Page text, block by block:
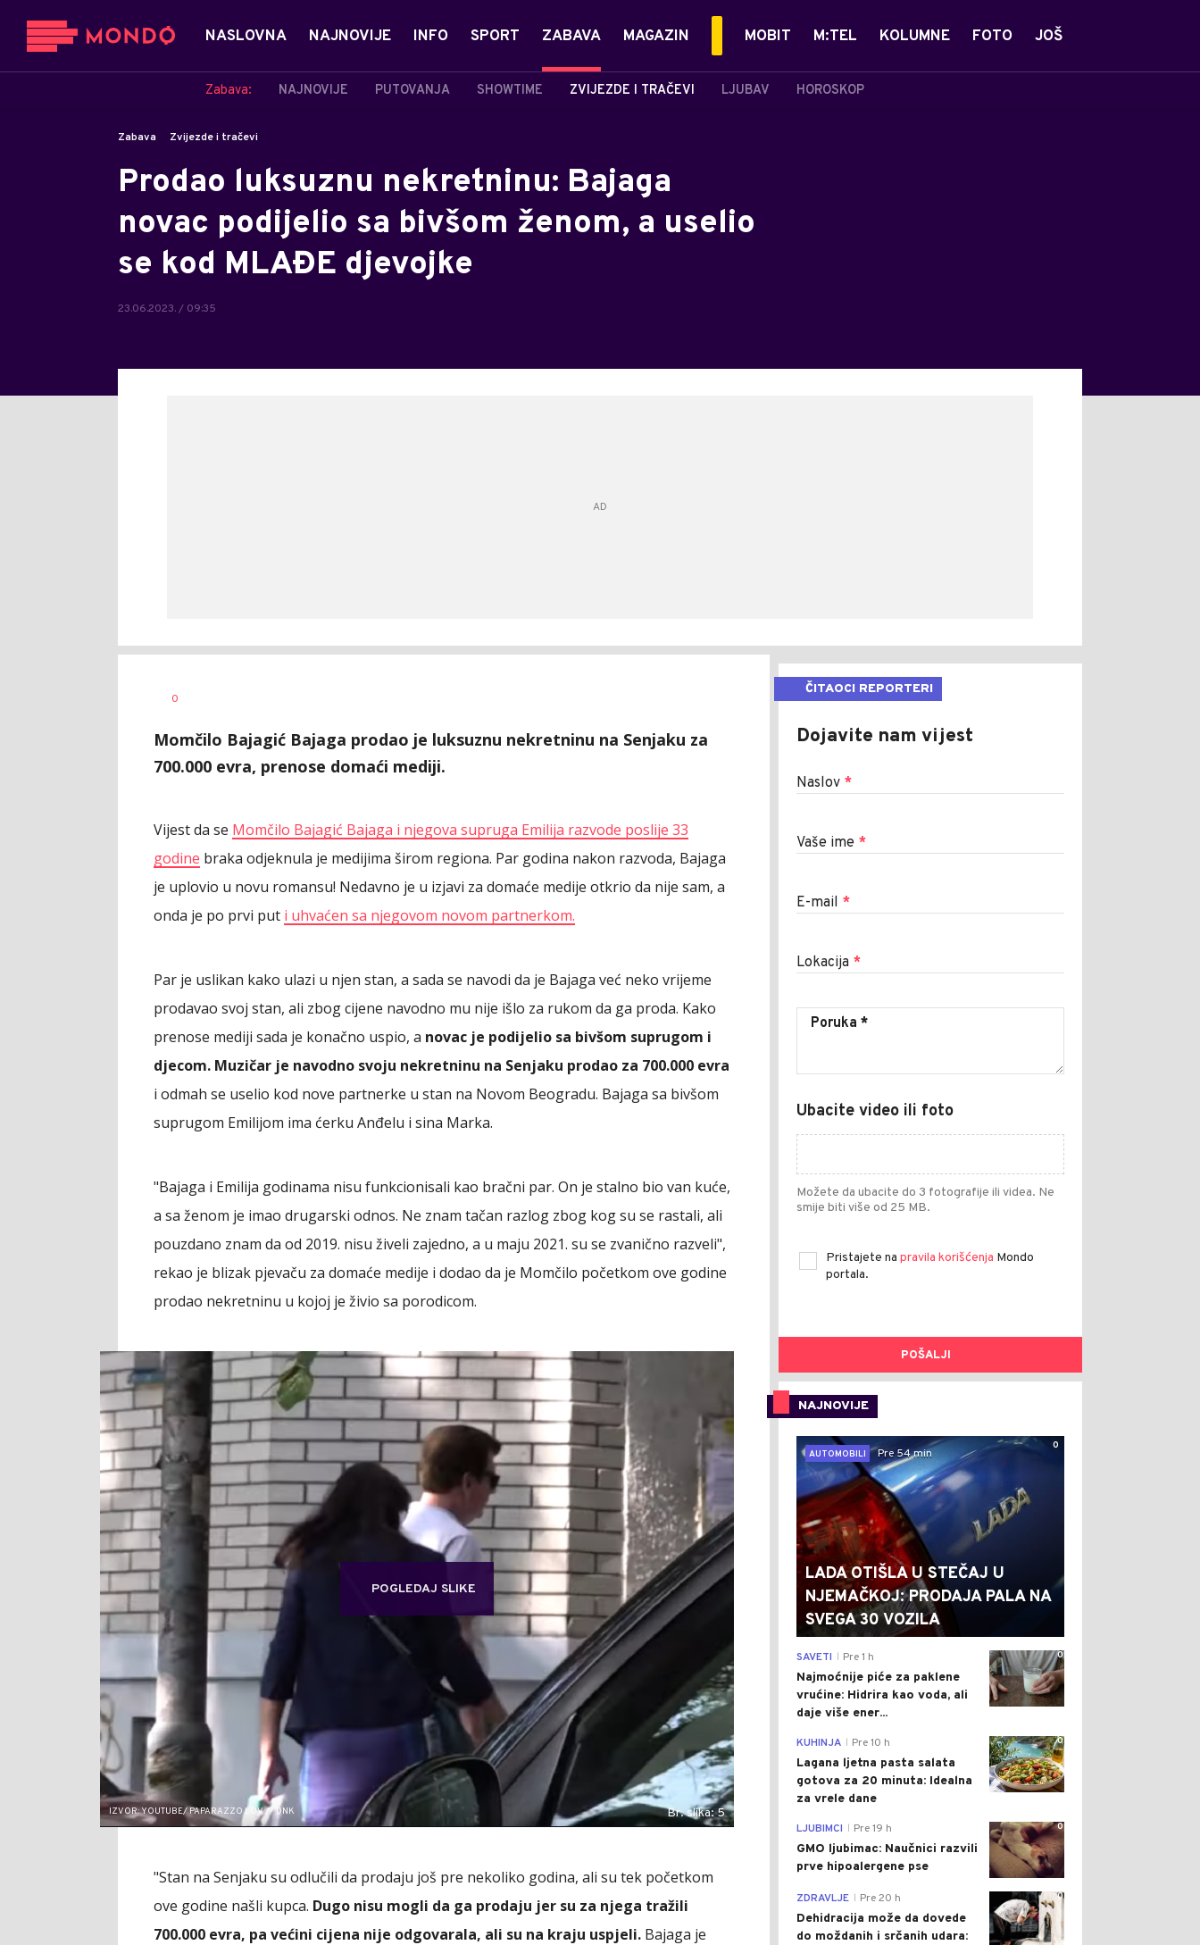
NASLOVNA NAJNOVIJE INFO SPORT ZABAVA
Zabava: NAJNOVIJE PUTOVANJA SHOWTIME ZVIJEZDE I TRAČEVI LJUBAV HOROSKOP
MAGAZIN MOBIT M:TEL KOLUMNE FOTO JOŠ
Zabava Zvijezde i tračevi
Prodao luksuznu nekretninu: Bajaga
novac podijelio sa bivšom ženom, a uselio
se kod MLAĐE djevojke
23.06.2023. / 09:35
AUTOR
0
Momčilo Bajagić Bajaga prodao je luksuznu nekretninu na Senjaku za
700.000 evra, prenose domaći mediji.
Vijest da se Momčilo Bajagić Bajaga i njegova supruga Emilija razvode poslije 33
godine braka odjeknula je medijima širom regiona. Par godina nakon razvoda, Bajaga
je uplovio u novu romansu! Nedavno je u izjavi za domaće medije otkrio da nije sam, a
onda je po prvi put i uhvaćen sa njegovom novom partnerkom.
Par je uslikan kako ulazi u njen stan, a sada se navodi da je Bajaga već neko vrijeme
prodavao svoj stan, ali zbog cijene navodno mu nije išlo za rukom da ga proda. Kako
prenose mediji sada je konačno uspio, a novac je podijelio sa bivšom suprugom i
djecom. Muzičar je navodno svoju nekretninu na Senjaku prodao za 700.000 evra
i odmah se uselio kod nove partnerke u stan na Novom Beogradu. Bajaga sa bivšom
suprugom Emilijom ima ćerku Anđelu i sina Marka.
"Bajaga i Emilija godinama nisu funkcionisali kao bračni par. On je stalno bio van kuće,
a sa ženom je imao drugarski odnos. Ne znam tačan razlog zbog kog su se rastali, ali
pouzdano znam da od 2019. nisu živeli zajedno, a u maju 2021. su se zvanično razveli",
rekao je blizak pjevaču za domaće medije i dodao da je Momčilo početkom ove godine
prodao nekretninu u kojoj je živio sa porodicom.
POGLEDAJ SLIKE
IZVOR: YOUTUBE/ PAPARAZZO LOV // DNK Br. slika: 5
"Stan na Senjaku su odlučili da prodaju još pre nekoliko godina, ali su tek početkom
ove godine našli kupca. Dugo nisu mogli da ga prodaju jer su za njega tražili
700.000 evra, pa većini cijena nije odgovarala, ali su na kraju uspjeli. Bajaga je
ČITAOCI REPORTERI
Dojavite nam vijest
Naslov *
Vaše ime *
E-mail *
Lokacija *
Ubacite video ili foto
Možete da ubacite do 3 fotografije ili videa. Ne
smije biti više od 25 MB.
Pristajete na pravila korišćenja Mondo
portala.
POŠALJI
NAJNOVIJE
0
AUTOMOBILI
Pre 54 min
LADA OTIŠLA U STEČAJ U
NJEMAČKOJ: PRODAJA PALA NA
SVEGA 30 VOZILA
0
SAVETI Pre 1 h
Najmoćnije piće za paklene
vrućine: Hidrira kao voda, ali
daje više ener...
0
KUHINJA Pre 10 h
Lagana ljetna pasta salata
gotova za 20 minuta: Idealna
za vrele dane
0
LJUBIMCI Pre 19 h
GMO ljubimac: Naučnici razvili
prve hipoalergene pse
0
ZDRAVLJE Pre 20 h
Dehidracija može da dovede
do moždanih i srčanih udara: